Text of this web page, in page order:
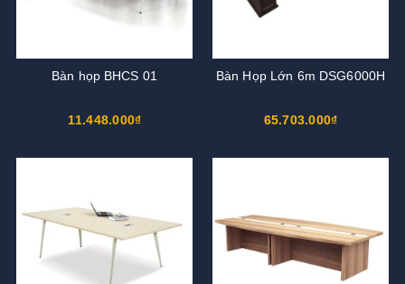
Bàn họp BHCS 01
11.448.000₫
Bàn Họp Lớn 6m DSG6000H
65.703.000₫